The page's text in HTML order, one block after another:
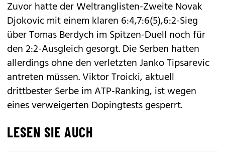
Zuvor hatte der Weltranglisten-Zweite Novak
Djokovic mit einem klaren 6:4,7:6(5),6:2-Sieg
über Tomas Berdych im Spitzen-Duell noch für
den 2:2-Ausgleich gesorgt. Die Serben hatten
allerdings ohne den verletzten Janko Tipsarevic
antreten müssen. Viktor Troicki, aktuell
drittbester Serbe im ATP-Ranking, ist wegen
eines verweigerten Dopingtests gesperrt.
LESEN SIE AUCH